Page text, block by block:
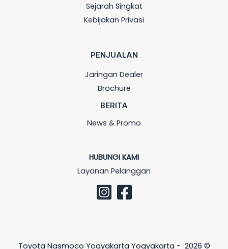
Sejarah Singkat
Kebijakan Privasi
PENJUALAN
Jaringan Dealer
Brochure
BERITA
News & Promo
HUBUNGI KAMI
Layanan Pelanggan
Toyota Nasmoco Yogyakarta Yogyakarta - 2026 ©